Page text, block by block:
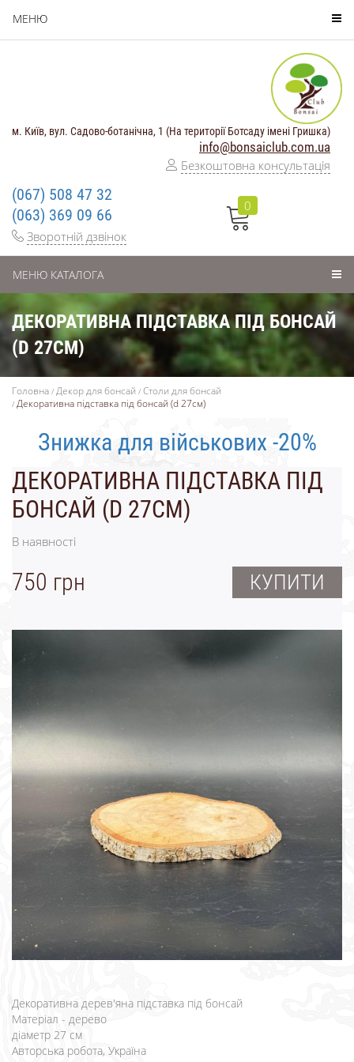
МЕНЮ
м. Київ, вул. Садово-ботанічна, 1 (На території Ботсаду імені Гришка)
info@bonsaiclub.com.ua
Безкоштовна консультація
(067) 508 47 32
(063) 369 09 66
Зворотній дзвінок
0
МЕНЮ КАТАЛОГА
ДЕКОРАТИВНА ПІДСТАВКА ПІД БОНСАЙ
(D 27СМ)
Головна Декор для бонсай Столи для бонсай
Декоративна підставка під бонсай (d 27см)
Знижка для військових -20%
ДЕКОРАТИВНА ПІДСТАВКА ПІД
БОНСАЙ (D 27СМ)
В наявності
750 грн КУПИТИ
Декоративна дерев'яна підставка під бонсай
Матеріал - дерево
діаметр 27 см
Авторська робота, Україна